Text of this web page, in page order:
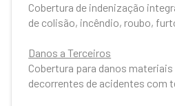
Cobertura de indenização
de colisão, incêndio, roubo,
Danos a Terceiros
Cobertura para danos
decorrentes de acidentes com